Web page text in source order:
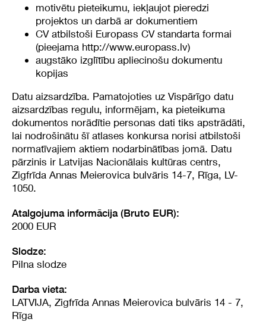
motivētu pieteikumu, iekļaujot pieredzi
projektos un darbā ar dokumentiem
CV atbilstoši Europass CV standarta formai
(pieejama http://www.europass.lv)
augstāko izglītību apliecinošu dokumentu
kopijas
Datu aizsardzība. Pamatojoties uz Vispārīgo datu
aizsardzības regulu, informējam, ka pieteikuma
dokumentos norādītie personas dati tiks apstrādāti,
lai nodrošinātu šī atlases konkursa norisi atbilstoši
normatīvajiem aktiem nodarbinātības jomā. Datu
pārzinis ir Latvijas Nacionālais kultūras centrs,
Zigfrīda Annas Meierovica bulvāris 14-7, Rīga, LV-
1050.
Atalgojuma informācija (Bruto EUR):
2000 EUR
Slodze:
Pilna slodze
Darba vieta:
LATVIJA, Zigfrīda Annas Meierovica bulvāris 14 - 7,
Rīga